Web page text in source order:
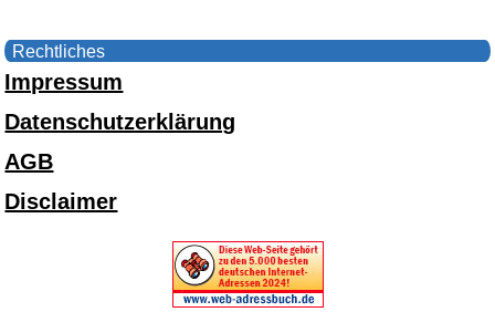
Rechtliches
Impressum
Datenschutzerklärung
AGB
Disclaimer